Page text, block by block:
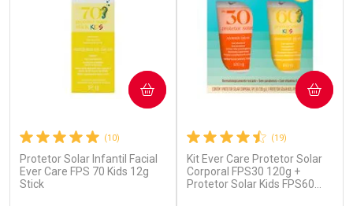
(10)
Protetor Solar Infantil Facial
Ever Care FPS 70 Kids 12g
Stick
COMPRAR
(19)
Kit Ever Care Protetor Solar
Corporal FPS30 120g +
Protetor Solar Kids FPS60
COMPRAR